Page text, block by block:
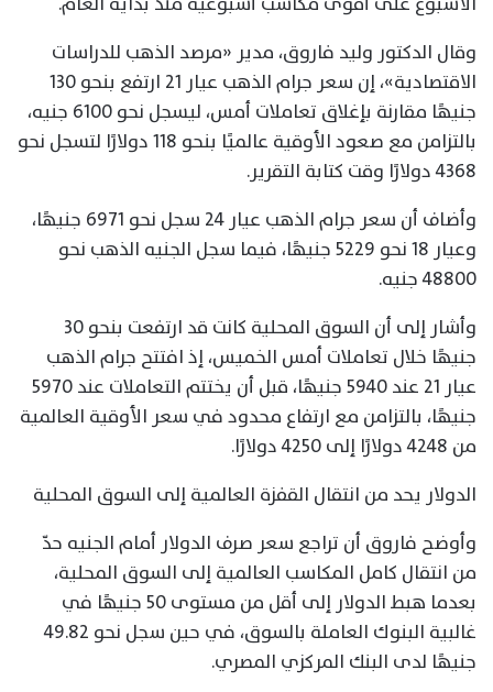
وقال الدكتور وليد فاروق، مدير «مرصد الذهب للدراسات
الاقتصادية»، إن سعر جرام الذهب عيار 21 ارتفع بنحو 130
جنيهًا مقارنة بإغلاق تعاملات أمس، ليسجل نحو 6100 جنيه،
بالتزامن مع صعود الأوقية عالميًا بنحو 118 دولارًا لتسجل نحو
4368 دولارًا وقت كتابة التقرير.
وأضاف أن سعر جرام الذهب عيار 24 سجل نحو 6971 جنيهًا،
وعيار 18 نحو 5229 جنيهًا، فيما سجل الجنيه الذهب نحو
48800 جنيه.
وأشار إلى أن السوق المحلية كانت قد ارتفعت بنحو 30
جنيهًا خلال تعاملات أمس الخميس، إذ افتتح جرام الذهب
عيار 21 عند 5940 جنيهًا، قبل أن يختتم التعاملات عند 5970
جنيهًا، بالتزامن مع ارتفاع محدود في سعر الأوقية العالمية
من 4248 دولارًا إلى 4250 دولارًا.
الدولار يحد من انتقال القفزة العالمية إلى السوق المحلية
وأوضح فاروق أن تراجع سعر صرف الدولار أمام الجنيه حدّ
من انتقال كامل المكاسب العالمية إلى السوق المحلية،
بعدما هبط الدولار إلى أقل من مستوى 50 جنيهًا في
غالبية البنوك العاملة بالسوق، في حين سجل نحو 49.82
جنيهًا لدى البنك المركزي المصري.